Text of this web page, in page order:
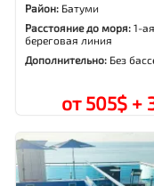
Район: Батуми
Расстояние до моря:1-ая
береговая линия
Дополнительно: Без
от 505$ +